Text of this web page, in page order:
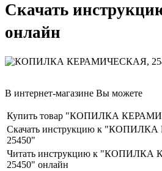
Скачать
онлайн
В интернет-магазине Вы можете
Купить товар "КОПИЛКА
Скачать инструкцию к
25450"
Читать инструкцию к
25450" онлайн